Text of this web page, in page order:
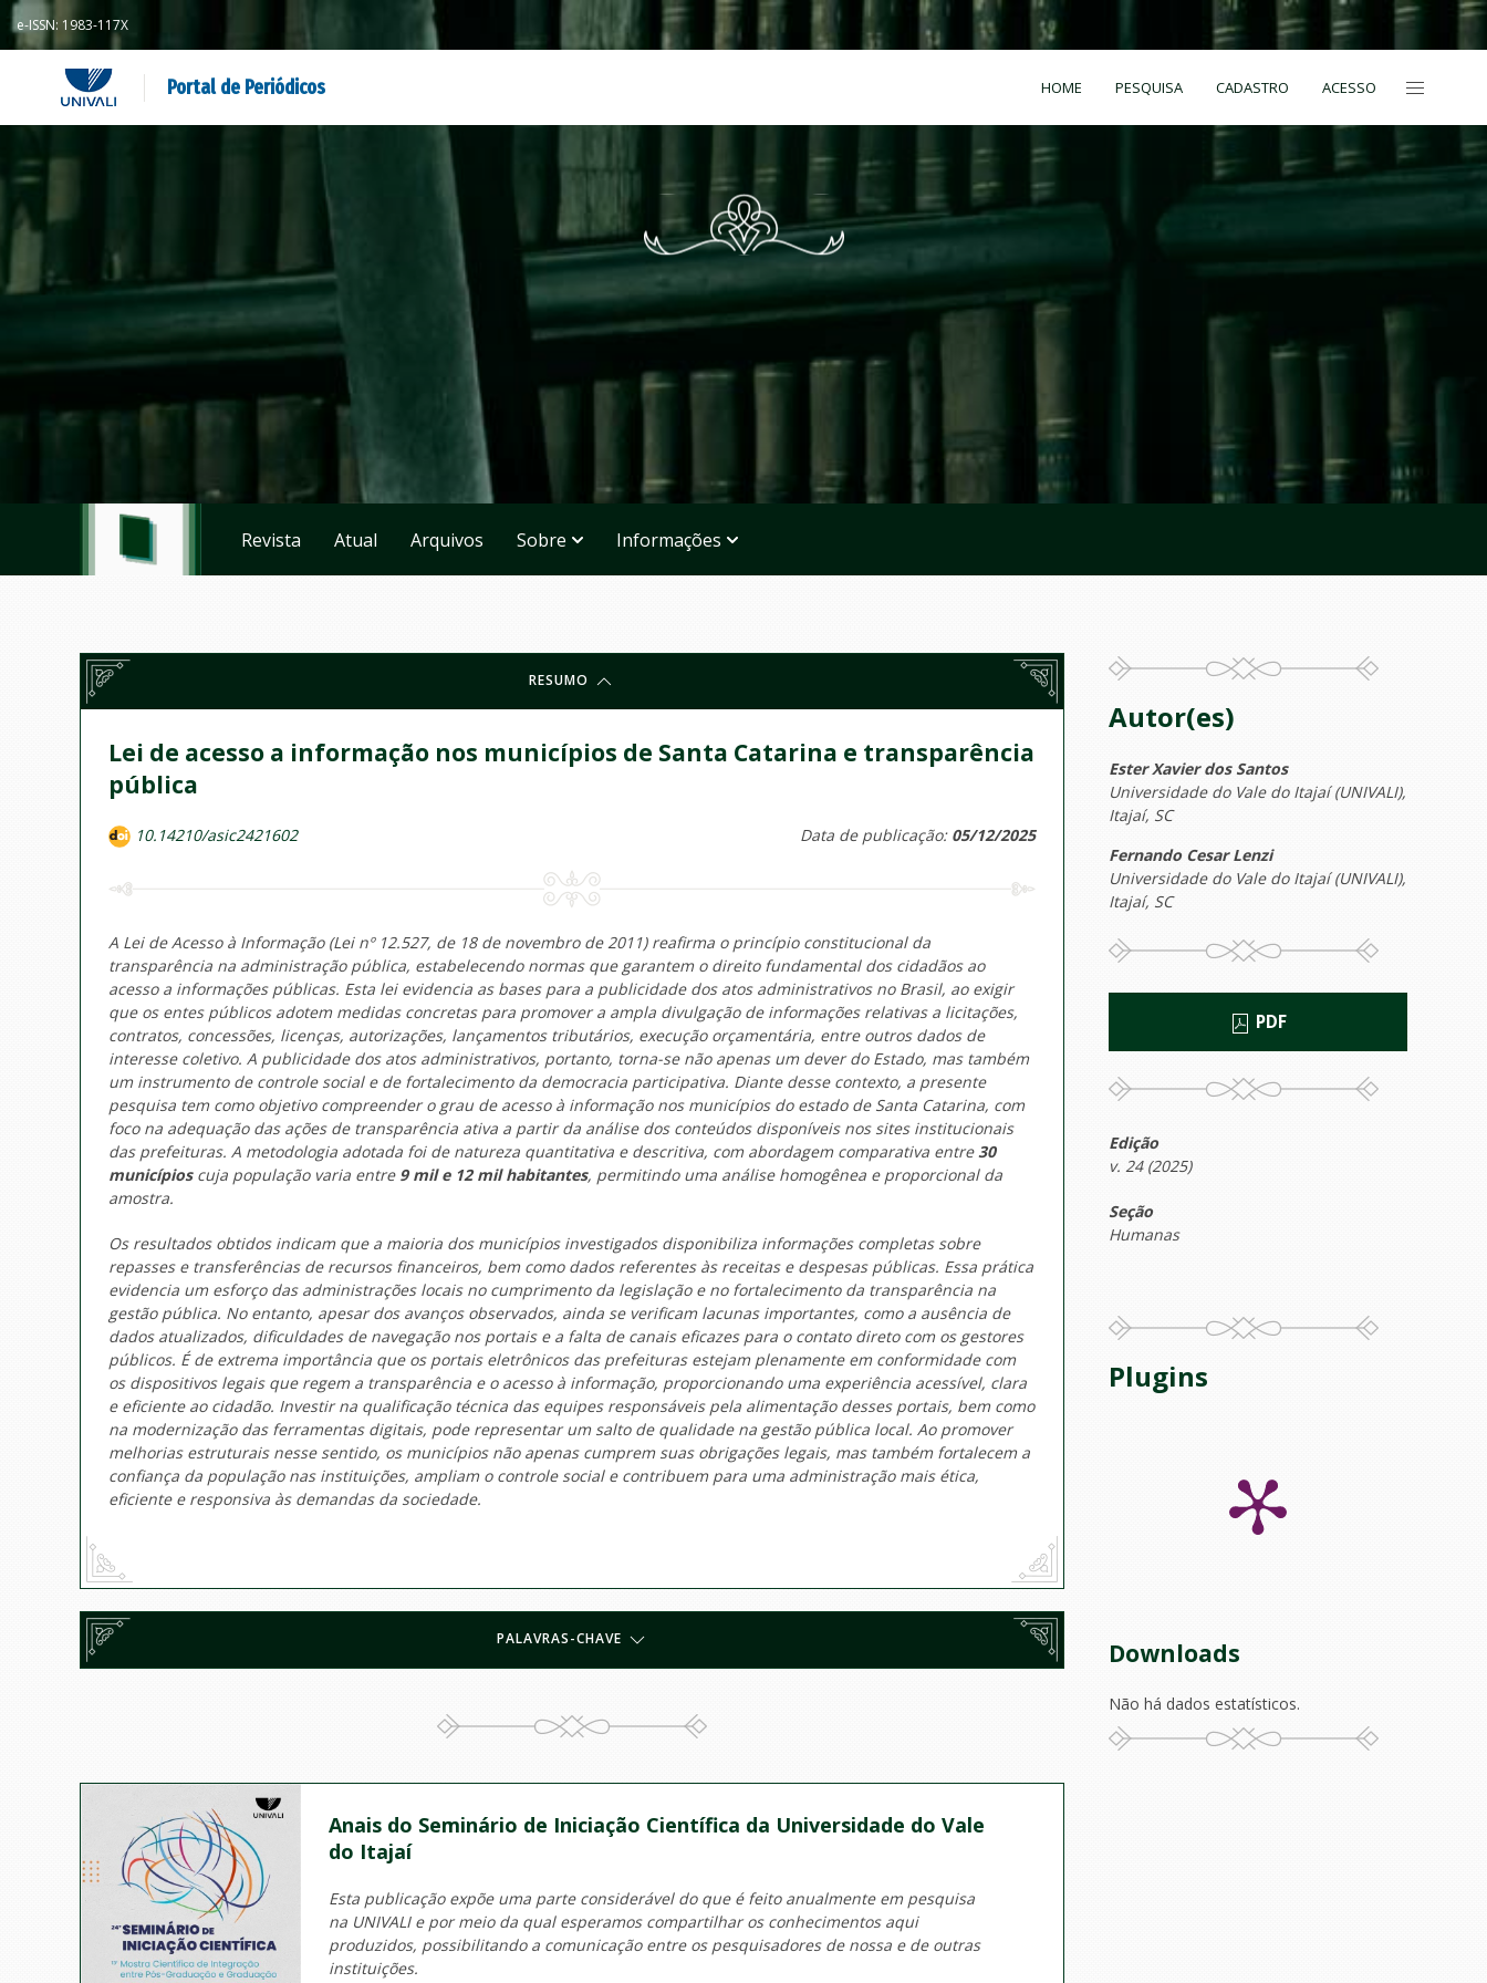
e-ISSN: 1983-117X
Portal de Periódicos HOME PESQUISA CADASTRO ACESSO
Revista Atual Arquivos Sobre Informações
RESUMO
Lei de acesso a informação nos municípios de Santa Catarina e transparência
pública
10.14210/asic2421602 Data de publicação: 05/12/2025
A Lei de Acesso à Informação (Lei nº 12.527, de 18 de novembro de 2011) reafirma o princípio constitucional da
transparência na administração pública, estabelecendo normas que garantem o direito fundamental dos cidadãos ao
acesso a informações públicas. Esta lei evidencia as bases para a publicidade dos atos administrativos no Brasil, ao exigir
que os entes públicos adotem medidas concretas para promover a ampla divulgação de informações relativas a licitações,
contratos, concessões, licenças, autorizações, lançamentos tributários, execução orçamentária, entre outros dados de
interesse coletivo. A publicidade dos atos administrativos, portanto, torna-se não apenas um dever do Estado, mas também
um instrumento de controle social e de fortalecimento da democracia participativa. Diante desse contexto, a presente
pesquisa tem como objetivo compreender o grau de acesso à informação nos municípios do estado de Santa Catarina, com
foco na adequação das ações de transparência ativa a partir da análise dos conteúdos disponíveis nos sites institucionais
das prefeituras. A metodologia adotada foi de natureza quantitativa e descritiva, com abordagem comparativa entre 30
municípioscuja população varia entre 9 mil e 12 mil habitantes, permitindo uma análise homogênea e proporcional da
amostra.
Os resultados obtidos indicam que a maioria dos municípios investigados disponibiliza informações completas sobre
repasses e transferências de recursos financeiros, bem como dados referentes às receitas e despesas públicas. Essa prática
evidencia um esforço das administrações locais no cumprimento da legislação e no fortalecimento da transparência na
gestão pública. No entanto, apesar dos avanços observados, ainda se verificam lacunas importantes, como a ausência de
dados atualizados, dificuldades de navegação nos portais e a falta de canais eficazes para o contato direto com os gestores
públicos. É de extrema importância que os portais eletrônicos das prefeituras estejam plenamente em conformidade com
os dispositivos legais que regem a transparência e o acesso à informação, proporcionando uma experiência acessível, clara
e eficiente ao cidadão. Investir na qualificação técnica das equipes responsáveis pela alimentação desses portais, bem como
na modernização das ferramentas digitais, pode representar um salto de qualidade na gestão pública local. Ao promover
melhorias estruturais nesse sentido, os municípios não apenas cumprem suas obrigações legais, mas também fortalecem a
confiança da população nas instituições, ampliam o controle social e contribuem para uma administração mais ética,
eficiente e responsiva às demandas da sociedade.
PALAVRAS-CHAVE
Anais do Seminário de Iniciação Científica da Universidade do Vale
do Itajaí
Esta publicação expõe uma parte considerável do que é feito anualmente em pesquisa
na UNIVALI e por meio da qual esperamos compartilhar os conhecimentos aqui
produzidos, possibilitando a comunicação entre os pesquisadores de nossa e de outras
instituições.
Autor(es)
Ester Xavier dos Santos
Universidade do Vale do Itajaí (UNIVALI),
Itajaí, SC
Fernando Cesar Lenzi
Universidade do Vale do Itajaí (UNIVALI),
Itajaí, SC
PDF
Edição
v. 24 (2025)
Seção
Humanas
Plugins
Downloads
Não há dados estatísticos.